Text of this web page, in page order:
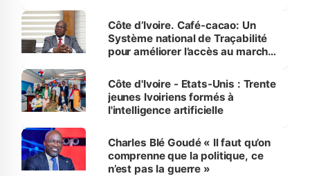
Côte d’Ivoire. Café-cacao: Un
Système national de Traçabilité
pour améliorer l’accès au marché
Côte d'Ivoire - Etats-Unis : Trente
jeunes Ivoiriens formés à
l'intelligence artificielle
Charles Blé Goudé « Il faut qu’on
comprenne que la politique, ce
n’est pas la guerre »